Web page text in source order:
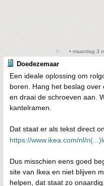
• maandag 3
Doedezemaar
Een ideale oplossing om
boren. Hang het beslag
en draai de schroeven aan.
kantelramen.
Dat staat er als tekst direct
https://www.ikea.com/nl/
Dus misschien eens goed
site van Ikea en niet blijven
helpen, dat staat zo onaardig.